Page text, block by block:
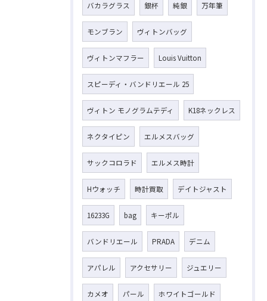
バカラグラス 銀杯 純銀 万年筆
モンブラン ヴィトンバッグ
ヴィトンマフラー Louis Vuitton
スピーディ・バンドリエール 25
ヴィトン モノグラムテディ K18ネックレス
ネクタイピン エルメスバッグ
サックコロラド エルメス時計
Hウォッチ 時計買取 デイトジャスト
16233G bag キーポル
バンドリエール PRADA デニム
アパレル アクセサリー ジュエリー
カメオ パール ホワイトゴールド